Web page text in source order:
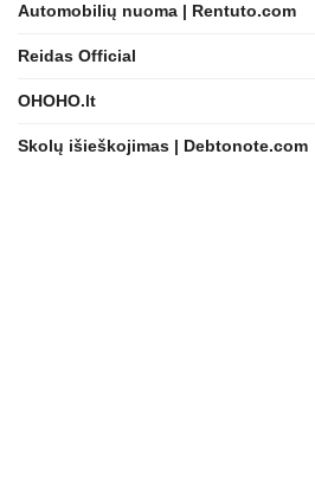
Automobilių nuoma | Rentuto.com
Reidas Official
OHOHO.lt
Skolų išieškojimas | Debtonote.com